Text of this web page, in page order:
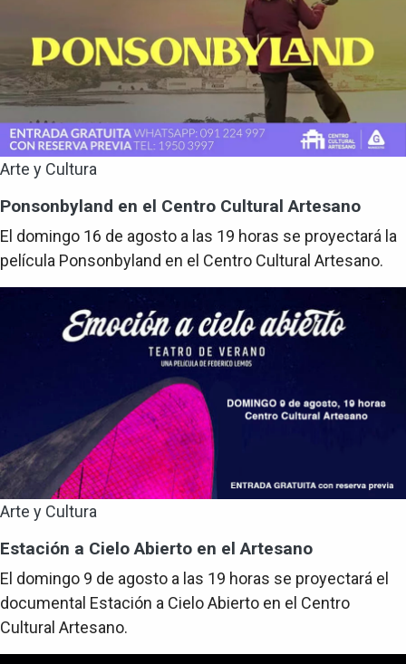
Arte y Cultura
Ponsonbyland en el Centro Cultural Artesano
El domingo 16 de agosto a las 19 horas se proyectará la
película Ponsonbyland en el Centro Cultural Artesano.
Arte y Cultura
Estación a Cielo Abierto en el Artesano
El domingo 9 de agosto a las 19 horas se proyectará el
documental Estación a Cielo Abierto en el Centro
Cultural Artesano.